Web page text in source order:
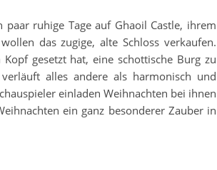
ruhige Tage auf Ghaoil Castle, ihrem
das zugige, alte Schloss verkaufen.
gesetzt hat, eine schottische Burg zu
alles andere als harmonisch und
einladen Weihnachten bei ihnen
ein ganz besonderer Zauber in